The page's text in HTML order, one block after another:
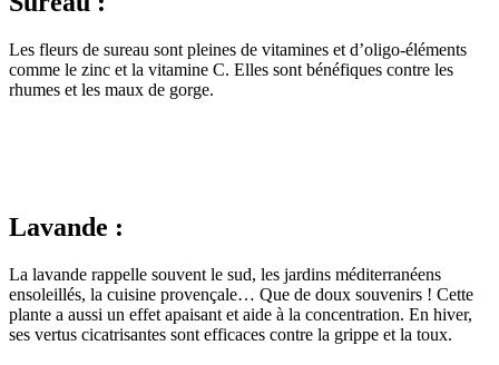
Les fleurs de sureau sont pleines de vitamines et d’oligo-éléments
comme le zinc et la vitamine C. Elles sont bénéfiques contre les
rhumes et les maux de gorge.
Lavande :
La lavande rappelle souvent le sud, les jardins méditerranéens
ensoleillés, la cuisine provençale… Que de doux souvenirs ! Cette
plante a aussi un effet apaisant et aide à la concentration. En hiver,
ses vertus cicatrisantes sont efficaces contre la grippe et la toux.